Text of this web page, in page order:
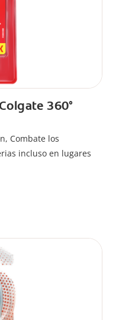
360°
Combate los
incluso en lugares